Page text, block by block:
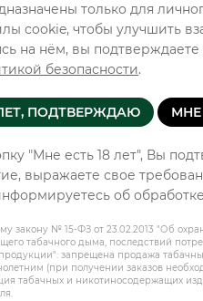
Мятная
Сочная
только для
cookie, чтобы улучшить
на нём, вы
безопасности.
ПОДТВЕРЖДАЮ МНЕ
"Мне есть 18 лет", Вы
выражаете свое
об
закону № 15-ФЗ от 23.02.2013 "Об
табачного дыма, последствий
запрещена продажа
(при получении заказов
табачных и никотиносодержащих